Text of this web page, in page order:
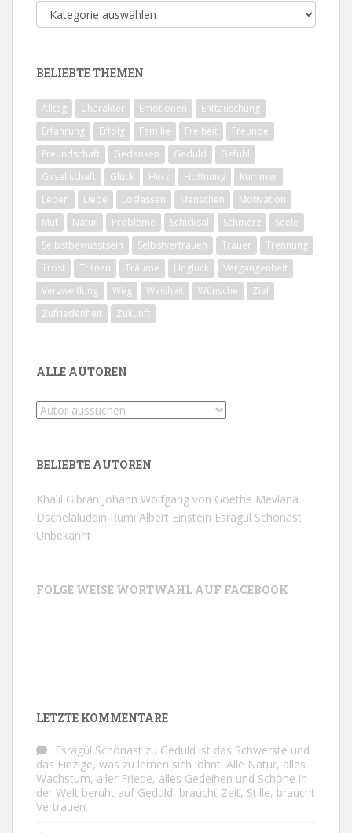
Alle
Themen
BELIEBTE THEMEN
Alltag Charakter Emotionen
Enttäuschung
Erfahrung
Erfolg Familie Freiheit
Freunde
Freundschaft
Gedanken Geduld
Gefühl
Gesellschaft
Glück Herz Hoffnung
Kummer
Leben
Liebe Loslassen Menschen
Motivation
Mut
Natur Probleme Schicksal Schmerz
Seele
Selbstbewusstsein
Selbstvertrauen Trauer
Trennung
Trost
Tränen Träume Unglück
Vergangenheit
Verzweiflung
Weg Weisheit Wünsche
Ziel
Zufriedenheit
Zukunft
ALLE AUTOREN
BELIEBTE AUTOREN
Khalil Gibran Johann Wolfgang von Goethe Mevlana
Dschelaluddin Rumi Albert Einstein Esragül Schönast
Unbekannt
FOLGE WEISE WORTWAHL AUF FACEBOOK
LETZTE KOMMENTARE
Esragül Schönast zu Geduld ist das Schwerste und
das Einzige, was zu lernen sich lohnt. Alle Natur, alles
Wachstum, aller Friede, alles Gedeihen und Schöne in
der Welt beruht auf Geduld, braucht Zeit, Stille, braucht
Vertrauen.